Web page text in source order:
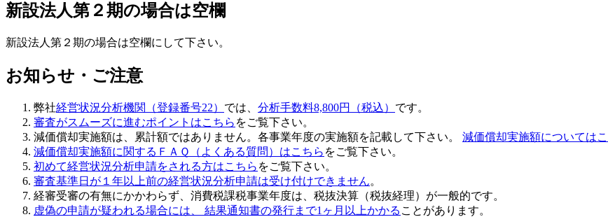
新設法人第２期の場合は空欄
新設法人第２期の場合は空欄にして下さい。
お知らせ・ご注意
弊社経営状況分析機関（登録番号22） では、 分析手数料8,800円（税込） です。
審査がスムーズに進むポイントはこちら をご覧下さい。
減価償却実施額は、
累計額ではありません。 各事業年度の実施額を記載して下さい。 減価償却実施額については
減価償却実施額に関するＦＡＱ（よくある質問）はこちら をご覧下さい。
初めて経営状況分析申請をされる方はこちら をご覧下さい。
審査基準日が１年以上前の経営状況分析申請は受け付けできません。
経審受審の有無にかかわらず、 消費税課税事業年度は、税抜決算（税抜経理）が一般的です。
虚偽の申請が疑われる場合には、 結果通知書の発行まで1ヶ月以上かかる ことがあります。